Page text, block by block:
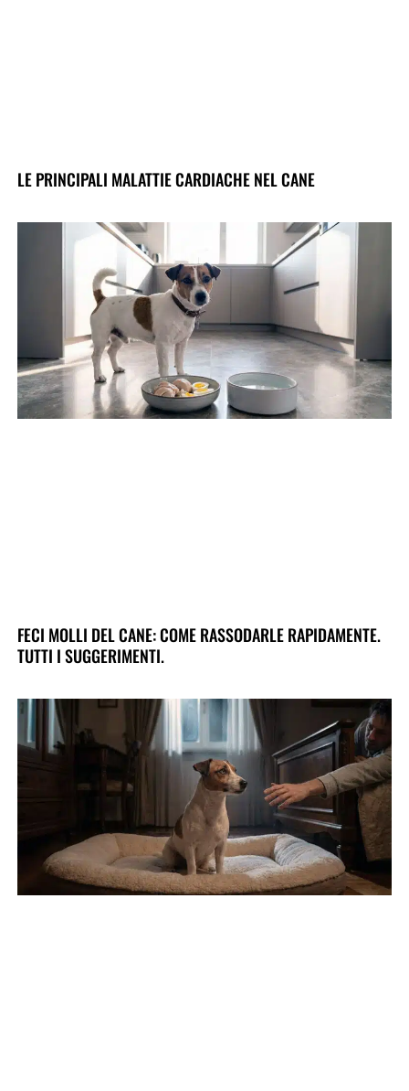
LE PRINCIPALI MALATTIE CARDIACHE NEL CANE
FECI MOLLI DEL CANE: COME RASSODARLE RAPIDAMENTE.
TUTTI I SUGGERIMENTI.